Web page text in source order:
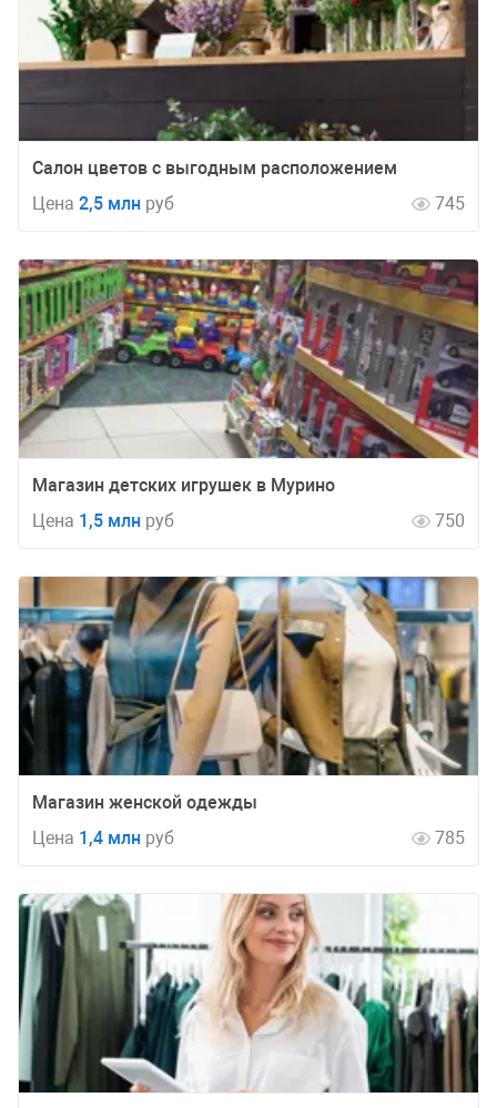
Салон цветов с выгодным расположением
Цена 2,5 млн руб 745
Магазин детских игрушек в Мурино
Цена 1,5 млн руб 750
Магазин женской одежды
Цена 1,4 млн руб 785